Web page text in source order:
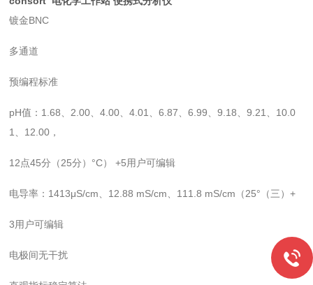
镀金BNC
多通道
预编程标准
pH值：1.68、2.00、4.00、4.01、6.87、6.99、9.18、9.21、10.0
1、12.00，
12点45分（25分）°C） +5用户可编辑
电导率：1413μS/cm、12.88 mS/cm、111.8 mS/cm（25°（三）+
3用户可编辑
电极间无干扰